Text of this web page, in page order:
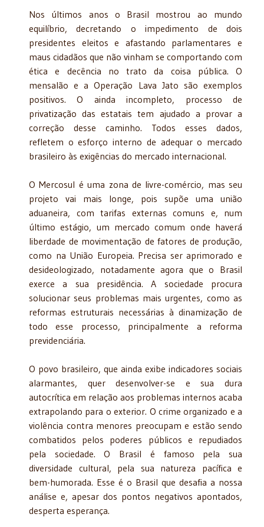
Nos últimos anos o Brasil mostrou ao mundo
equilíbrio, decretando o impedimento de dois
presidentes eleitos e afastando parlamentares e
maus cidadãos que não vinham se comportando com
ética e decência no trato da coisa pública. O
mensalão e a Operação Lava Jato são exemplos
positivos. O ainda incompleto, processo de
privatização das estatais tem ajudado a provar a
correção desse caminho. Todos esses dados,
refletem o esforço interno de adequar o mercado
brasileiro às exigências do mercado internacional.
O Mercosul é uma zona de livre-comércio, mas seu
projeto vai mais longe, pois supõe uma união
aduaneira, com tarifas externas comuns e, num
último estágio, um mercado comum onde haverá
liberdade de movimentação de fatores de produção,
como na União Europeia. Precisa ser aprimorado e
desideologizado, notadamente agora que o Brasil
exerce a sua presidência. A sociedade procura
solucionar seus problemas mais urgentes, como as
reformas estruturais necessárias à dinamização de
todo esse processo, principalmente a reforma
previdenciária.
O povo brasileiro, que ainda exibe indicadores sociais
alarmantes, quer desenvolver-se e sua dura
autocrítica em relação aos problemas internos acaba
extrapolando para o exterior. O crime organizado e a
violência contra menores preocupam e estão sendo
combatidos pelos poderes públicos e repudiados
pela sociedade. O Brasil é famoso pela sua
diversidade cultural, pela sua natureza pacífica e
bem-humorada. Esse é o Brasil que desafia a nossa
análise e, apesar dos pontos negativos apontados,
desperta esperança.